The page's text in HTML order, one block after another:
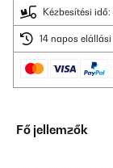
Kézbesítési
14 napos
Fő jellemzők